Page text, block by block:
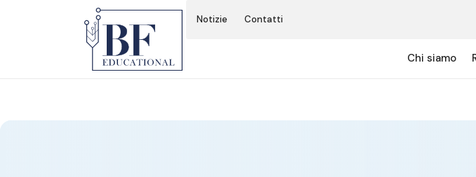
Notizie Contatti
Chi siamo
BF Educational